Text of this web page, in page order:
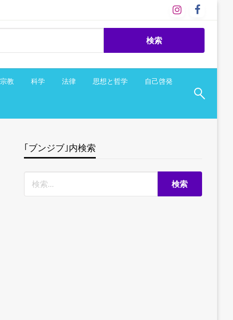
宗教 科学 法律 思想と哲学 自己啓発
｢ブンジブ｣内検索